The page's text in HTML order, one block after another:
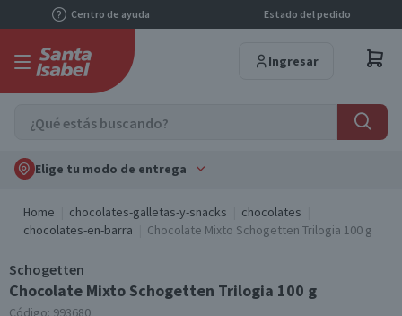
Centro de ayuda Estado del pedido
Ingresar
Elige tu modo de entrega
Home chocolates-galletas-y-snacks
chocolates
chocolates-en-barra
Chocolate Mixto Schogetten Trilogia 100 g
Schogetten
Chocolate Mixto Schogetten Trilogia 100 g
Código: 993680